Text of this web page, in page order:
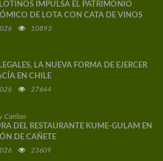
IMPULSA EL PATRIMONIO
DE LOTA CON CATA DE VINOS
10893
LA NUEVA FORMA DE EJERCER
EN CHILE
27644
Carilao
DEL RESTAURANTE KUME-GULAM EN
DE CAÑETE
23609